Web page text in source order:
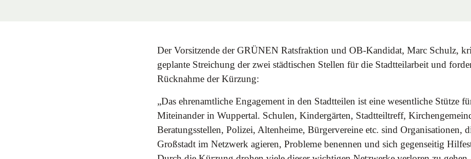
Der Vorsitzende der GRÜNEN Ratsfraktion und OB-Kandidat, Marc Schulz,
geplante Streichung der zwei städtischen Stellen für die Stadtteilarbeit und
Rücknahme der Kürzung:
„Das ehrenamtliche Engagement in den Stadtteilen ist eine wesentliche Stütze
Miteinander in Wuppertal. Schulen, Kindergärten, Stadtteiltreff,
Beratungsstellen, Polizei, Altenheime, Bürgervereine etc. sind Organisationen,
Großstadt im Netzwerk agieren, Probleme benennen und sich gegenseitig